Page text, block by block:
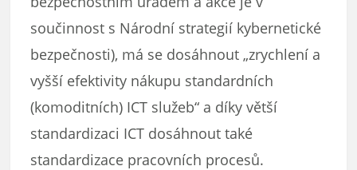
součinnost s Národní strategií kybernetické
bezpečnosti), má se dosáhnout „zrychlení a
vyšší efektivity nákupu standardních
(komoditních) ICT služeb“ a díky větší
standardizaci ICT dosáhnout také
standardizace pracovních procesů.